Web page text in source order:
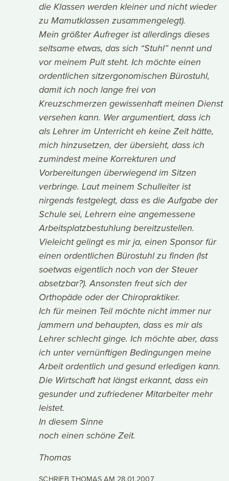
die Klassen werden kleiner und nicht wieder
zu Mamutklassen zusammengelegt).
Mein größter Aufreger ist allerdings dieses
seltsame etwas, das sich “Stuhl” nennt und
vor meinem Pult steht. Ich möchte einen
ordentlichen sitzergonomischen Bürostuhl,
damit ich noch lange frei von
Kreuzschmerzen gewissenhaft meinen Dienst
versehen kann. Wer argumentiert, dass ich
als Lehrer im Unterricht eh keine Zeit hätte,
mich hinzusetzen, der übersieht, dass ich
zumindest meine Korrekturen und
Vorbereitungen überwiegend im Sitzen
verbringe. Laut meinem Schulleiter ist
nirgends festgelegt, dass es die Aufgabe der
Schule sei, Lehrern eine angemessene
Arbeitsplatzbestuhlung bereitzustellen.
Vieleicht gelingt es mir ja, einen Sponsor für
einen ordentlichen Bürostuhl zu finden (Ist
soetwas eigentlich noch von der Steuer
absetzbar?). Ansonsten freut sich der
Orthopäde oder der Chiropraktiker.
Ich für meinen Teil möchte nicht immer nur
jammern und behaupten, dass es mir als
Lehrer schlecht ginge. Ich möchte aber, dass
ich unter vernünftigen Bedingungen meine
Arbeit ordentlich und gesund erledigen kann.
Die Wirtschaft hat längst erkannt, dass ein
gesunder und zufriedener Mitarbeiter mehr
leistet.
In diesem Sinne
noch einen schöne Zeit.
Thomas